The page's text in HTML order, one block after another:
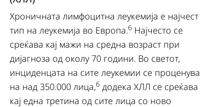
Хроничната лимфоцитна леукемија е најчест
тип на леукемија во Европа.6 Најчесто се
среќава кај мажи на средна возраст при
дијагноза од околу 70 години. Во светот,
инциденцата на сите леукемии се проценува
на над 350.000 лица,6 додека ХЛЛ се среќава
кај една третина од сите лица со ново